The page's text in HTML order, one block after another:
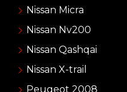
Nissan Micra
Nissan Nv200
Nissan Qashqai
Nissan X-trail
Peugeot 2008